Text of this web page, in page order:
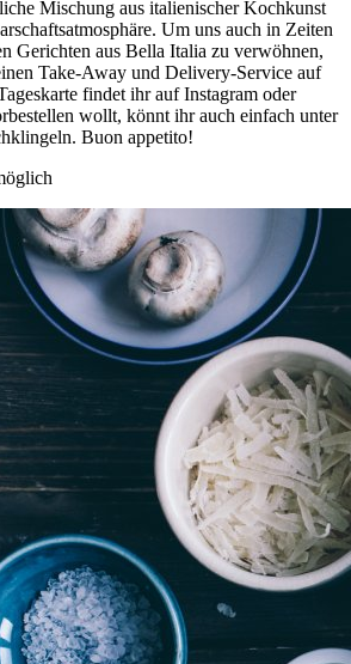
Mischung aus italienischer Kochkunst
Um uns auch in Zeiten
Gerichten aus Bella Italia zu verwöhnen,
Take-Away und Delivery-Service auf
findet ihr auf Instagram oder
wollt, könnt ihr auch einfach unter
Buon appetito!